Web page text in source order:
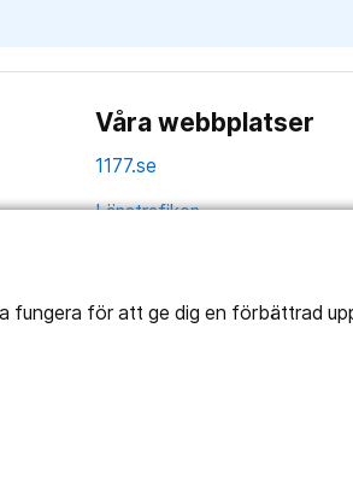
för att ge dig en förbättrad
Våra webbplatser
1177.se
Länstrafiken